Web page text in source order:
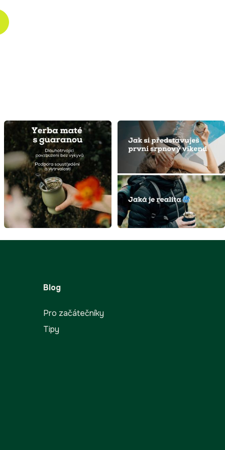
Blog
Pro začátečníky
Tipy